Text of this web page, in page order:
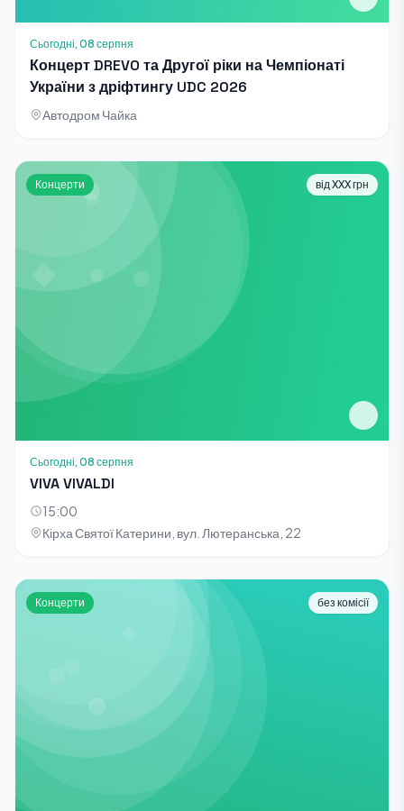
Сьогодні, 08 серпня
Концерт DREVO та Другої ріки на Чемпіонаті
України з дріфтингу UDC 2026
Автодром Чайка
Концерти від XXX грн
Сьогодні, 08 серпня
VIVA VIVALDI
15:00
Кірха Святої Катерини, вул. Лютеранська, 22
Концерти без комісії